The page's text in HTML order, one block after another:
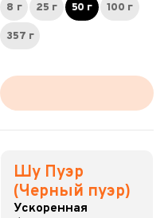
8 г 25 г 50 г 100 г
357 г
Шу Пуэр
(Черный пуэр)
Ускоренная